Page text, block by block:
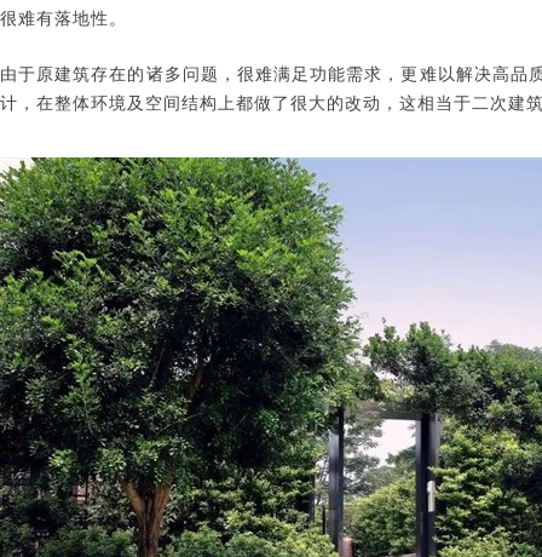
很难有落地性。
由于原建筑存在的诸多问题，很难满足功能需求，更难以解决高品
计，在整体环境及空间结构上都做了很大的改动，这相当于二次建